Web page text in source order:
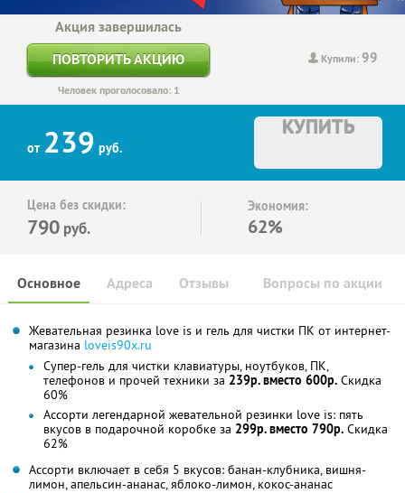
Купили:99
Акция завершилась
ПОВТОРИТЬ АКЦИЮ
Человек проголосовало: 1
от 239 руб.
КУПИТЬ
Цена без скидки:
790 руб.
Экономия:
62%
Основное Отзывы Вопросы по акции
Адреса
Жевательная резинка love is и гель для чистки ПК от интернет-
магазина loveis90x.ru
Супер-гель для чистки клавиатуры, ноутбуков, ПК,
телефонов и прочей техники за 239р. вместо 600р. Скидка
60%
Ассорти легендарной жевательной резинки love is: пять
вкусов в подарочной коробке за 299р. вместо 790р. Скидка
62%
Ассорти включает в себя 5 вкусов: банан-клубника, вишня-
лимон, апельсин-ананас, яблоко-лимон, кокос-ананас